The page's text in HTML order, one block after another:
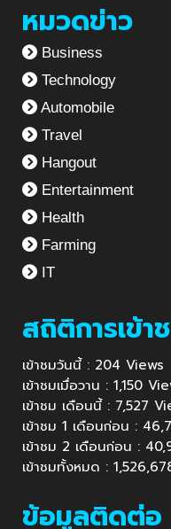
หมวดข่าว
Business
Technology
Automobile
Travel
Hangout
Entertainment
Health
Farming
IT
สถิติการเข้า
เข้าชมวันนี้ : 204 Views
เข้าชมเมื่อวาน : 1,150
เข้าชม เดือนนี้ : 7,527
เข้าชม 1 เดือนก่อน :
เข้าชม 2 เดือนก่อน :
เข้าชมทั้งหมด :
ข้อมูลติดต่อ